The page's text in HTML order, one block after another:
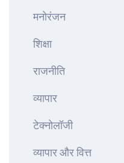
मनोरंजन
शिक्षा
राजनीति
व्यापार
टेक्नोलॉजी
व्यापार और वित्त